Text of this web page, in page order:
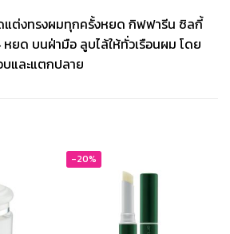
แต่งทรงผมทุกครั้งหยด กิฟฟารีน ซิลกี้
ยด บนฝ่ามือ ลูบไล้ให้ทั่วเรือนผม โดย
บและแตกปลาย
-20%